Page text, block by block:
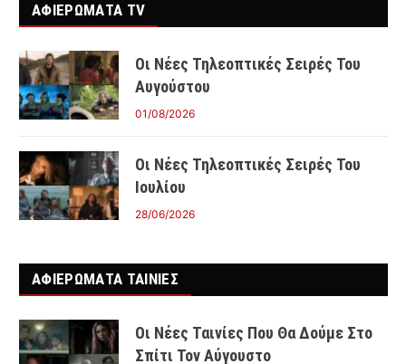
ΑΦΙΕΡΩΜΑΤΑ TV
Οι Νέες Τηλεοπτικές Σειρές Του
Αυγούστου
01/08/2026
Οι Νέες Τηλεοπτικές Σειρές Του
Ιουλίου
28/06/2026
ΑΦΙΕΡΩΜΑΤΑ ΤΑΙΝΊΕΣ
Οι Νέες Ταινίες Που Θα Δούμε Στο
Σπίτι Τον Αύγουστο